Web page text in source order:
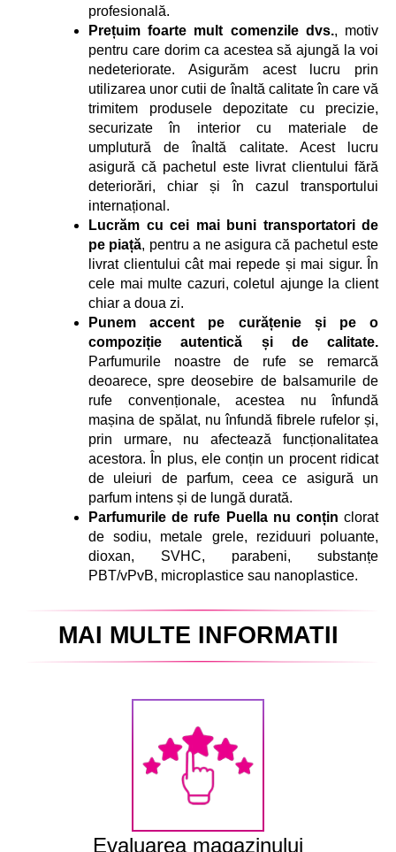
profesională.
Prețuim foarte mult comenzile dvs., motiv
pentru care dorim ca acestea să ajungă la voi
nedeteriorate. Asigurăm acest lucru prin
utilizarea unor cutii de înaltă calitate în care vă
trimitem produsele depozitate cu precizie,
securizate în interior cu materiale de
umplutură de înaltă calitate. Acest lucru
asigură că pachetul este livrat clientului fără
deteriorări, chiar și în cazul transportului
internațional.
Lucrăm cu cei mai buni transportatori de
pe piață, pentru a ne asigura că pachetul este
livrat clientului cât mai repede și mai sigur. În
cele mai multe cazuri, coletul ajunge la client
chiar a doua zi.
Punem accent pe curățenie și pe o
compoziție autentică și de calitate.
Parfumurile noastre de rufe se remarcă
deoarece, spre deosebire de balsamurile de
rufe convenționale, acestea nu înfundă
mașina de spălat, nu înfundă fibrele rufelor și,
prin urmare, nu afectează funcționalitatea
acestora. În plus, ele conțin un procent ridicat
de uleiuri de parfum, ceea ce asigură un
parfum intens și de lungă durată.
Parfumurile de rufe Puella nu conțin clorat
de sodiu, metale grele, reziduuri poluante,
dioxan, SVHC, parabeni, substanțe
PBT/vPvB, microplastice sau nanoplastice.
MAI MULTE INFORMATII
Evaluarea magazinului